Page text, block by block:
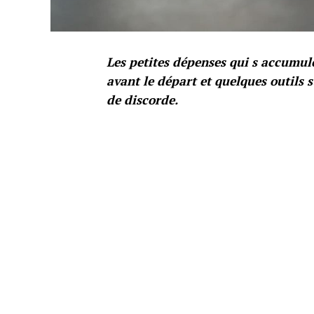
Les petites dépenses qui s
avant le départ et quelques outils
de discorde.